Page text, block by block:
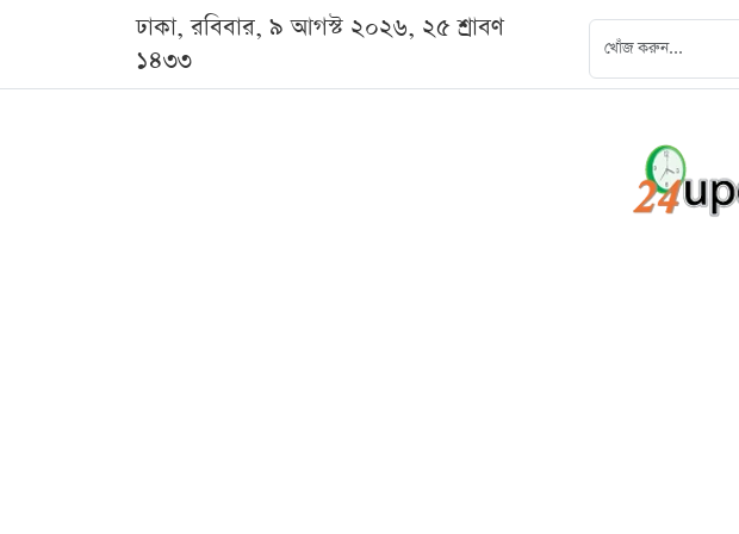
ঢাকা, রবিবার, ৯ আগস্ট ২০২৬, ২৫ শ্রাবণ
১৪৩৩